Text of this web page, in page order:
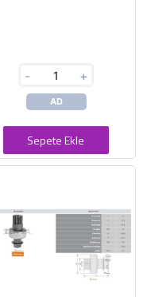
- +
AD
Sepete Ekle